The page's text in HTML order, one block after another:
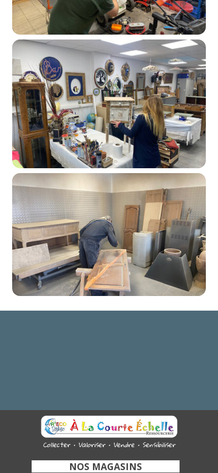
Collecter • Valoriser • Vendre • Sensibiliser
NOS MAGASINS